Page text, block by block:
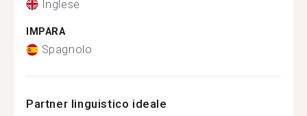
Inglese
IMPARA
Spagnolo
Partner linguistico ideale